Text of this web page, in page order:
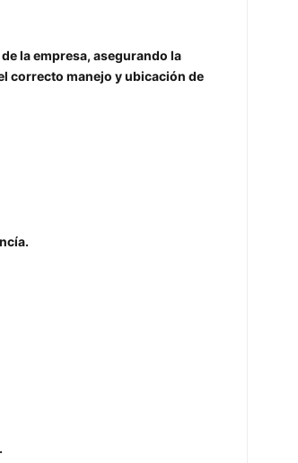
la empresa, asegurando la
correcto manejo y ubicación de